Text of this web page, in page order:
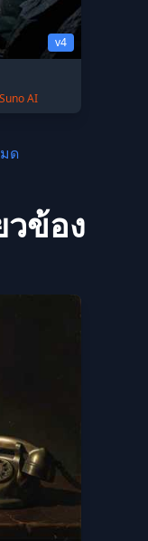
v4
Suno AI
ด
วข้อง